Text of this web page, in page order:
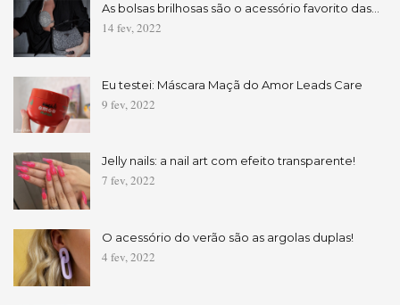
As bolsas brilhosas são o acessório favorito das…
14 fev, 2022
Eu testei: Máscara Maçã do Amor Leads Care
9 fev, 2022
Jelly nails: a nail art com efeito transparente!
7 fev, 2022
O acessório do verão são as argolas duplas!
4 fev, 2022